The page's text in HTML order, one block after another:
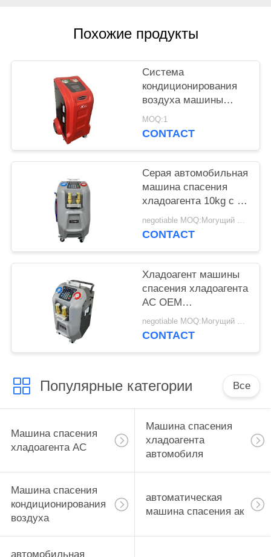
Похожие продукты
Система
кондиционирования
воздуха машины
спасения хладоагента
AC автомобиля топя
MOQ:1
CONTACT
Серая автомобильная
машина спасения
хладоагента 10kg с 5"
дисплей цвета LCD negotiable MOQ:Могущий быть предметом переговоров
CONTACT
Хладоагент машины
спасения хладоагента
AC OEM
автоматический
повторно используя
negotiable MOQ:Могущий быть предметом переговоров
CONTACT
Популярные категории Все
Машина спасения
хладоагента AC
Машина спасения
хладоагента
автомобиля
Машина спасения
кондиционирования
воздуха
автоматическая
машина спасения ак
автомобильная